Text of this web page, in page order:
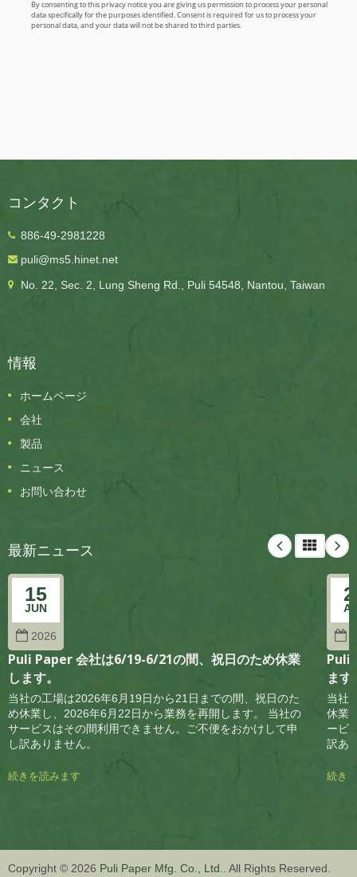
コンタクト
886-49-2981228
puli@ms5.hinet.net
No. 22, Sec. 2, Lung Sheng Rd., Puli 54548, Nantou, Taiwan
情報
ホームページ
会社
製品
ニュース
お問い合わせ
最新ニュース
15
JUN
2026
Puli Paper 会社は6/19-6/21の間、祝日のため休業
します。
当社の工場は2026年6月19日から21日までの間、祝日のた
め休業し、2026年6月22日から業務を再開します。 当社の
サービスはその間利用できません。ご不便をおかけして申
し訳ありません。
続きを読みます
Puli
ます
当社
休業
ービ
訳あ
続き
Copyright © 2026 Puli Paper Mfg. Co., Ltd. . All Rights Reserved.